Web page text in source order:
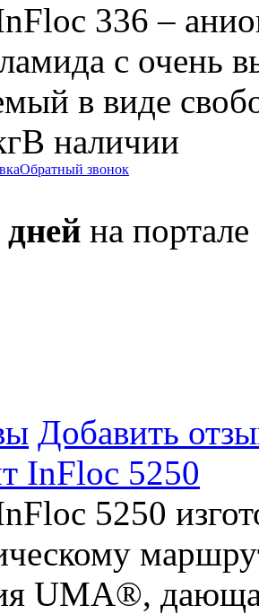
336 –
с очень
в виде
В наличии
Обратный звонок
дней на портале
Добавить
InFloc 5250
5250
UMA®,